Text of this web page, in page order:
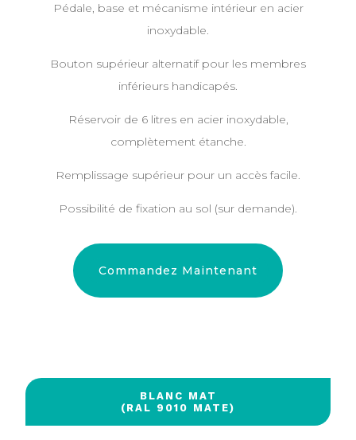
Pédale, base et mécanisme intérieur en acier
inoxydable.
Bouton supérieur alternatif pour les membres
inférieurs handicapés.
Réservoir de 6 litres en acier inoxydable,
complètement étanche.
Remplissage supérieur pour un accès facile.
Possibilité de fixation au sol (sur demande).
Commandez Maintenant
BLANC MAT
(RAL 9010 MATE)